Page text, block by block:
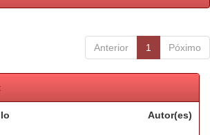
Anterior 1 Póximo
Autor(es)